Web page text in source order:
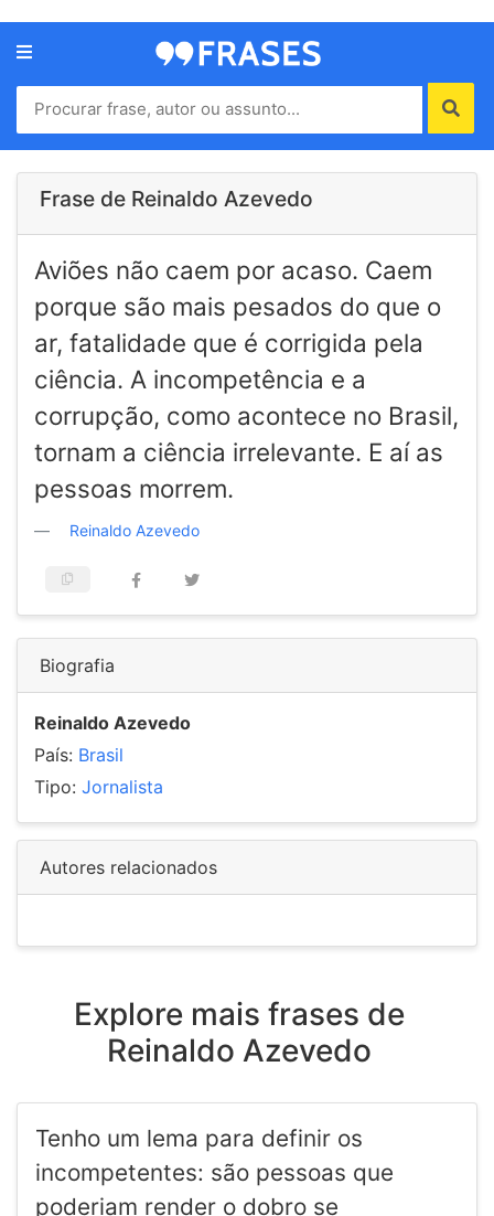
Menu
Home
Autores
de
Contato
Frase de Reinaldo Azevedo
Aviões não caem por acaso. Caem
porque são mais pesados do que o
ar, fatalidade que é corrigida pela
ciência. A incompetência e a
corrupção, como acontece no Brasil,
tornam a ciência irrelevante. E aí as
pessoas morrem.
Reinaldo Azevedo
Biografia
Reinaldo Azevedo
País: Brasil
Tipo: Jornalista
Autores relacionados
Explore mais frases de
Reinaldo Azevedo
Tenho um lema para definir os
incompetentes: são pessoas que
poderiam render o dobro se